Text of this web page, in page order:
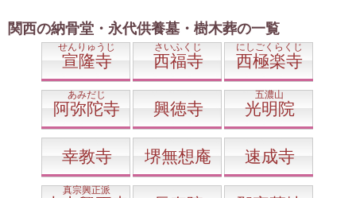
関西の納骨堂・永代供養墓・樹木葬の一覧
せんりゅうじ
宣隆寺
さいふくじ
西福寺
にしごくらくじ
西極楽寺
あみだじ
阿弥陀寺 興徳寺
五濃山
光明院
幸教寺 堺無想庵 速成寺
真宗興正派